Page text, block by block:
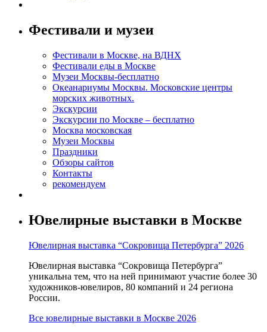
Фестивали и музеи
Фестивали в Москве, на ВДНХ
Фестивали еды в Москве
Музеи Москвы-бесплатно
Океанариумы Москвы. Московские центры
морских животных.
Экскурсии
Экскурсии по Москве – бесплатно
Москва московская
Музеи Москвы
Праздники
Обзоры сайтов
Контакты
рекомендуем
Ювелирные выставки в Москве
Ювелирная выставка “Сокровища Петербурга” 2026
Ювелирная выставка “Сокровища Петербурга”
уникальна тем, что на ней принимают участие более 30
художников-ювелиров, 80 компаний и 24 региона
России.
Все ювелирные выставки в Москве 2026